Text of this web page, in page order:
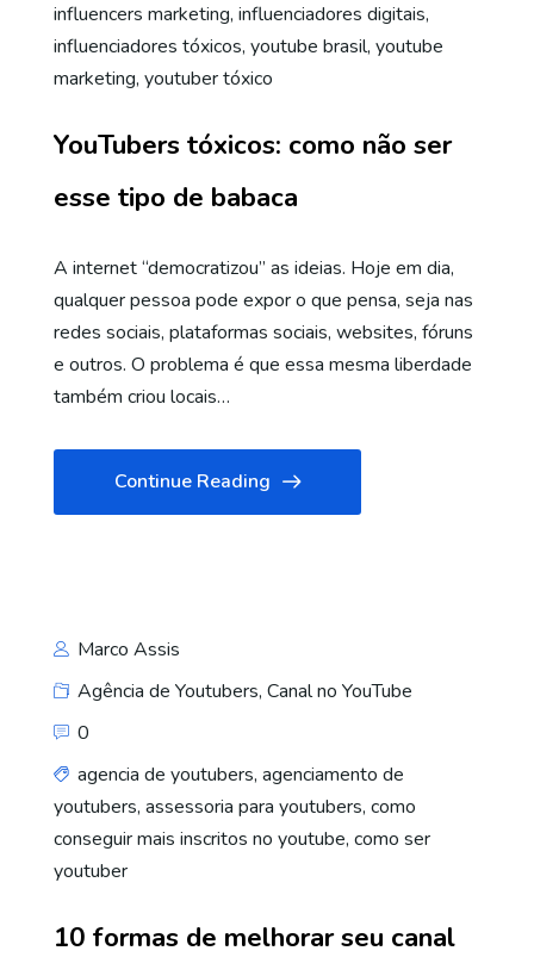
influencers marketing, influenciadores digitais,
influenciadores tóxicos, youtube brasil, youtube
marketing, youtuber tóxico
YouTubers tóxicos: como não ser
esse tipo de babaca
A internet “democratizou” as ideias. Hoje em dia,
qualquer pessoa pode expor o que pensa, seja nas
redes sociais, plataformas sociais, websites, fóruns
e outros. O problema é que essa mesma liberdade
também criou locais…
Continue Reading
Marco Assis
Agência de Youtubers, Canal no YouTube
0
agencia de youtubers, agenciamento de
youtubers, assessoria para youtubers, como
conseguir mais inscritos no youtube, como ser
youtuber
10 formas de melhorar seu canal